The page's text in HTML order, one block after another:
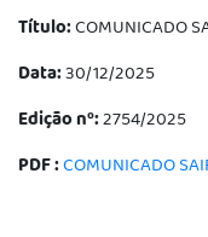
Título:COMUNICADO
Data:30/12/2025
Edição nº:2754/2025
PDF :COMUNICADO